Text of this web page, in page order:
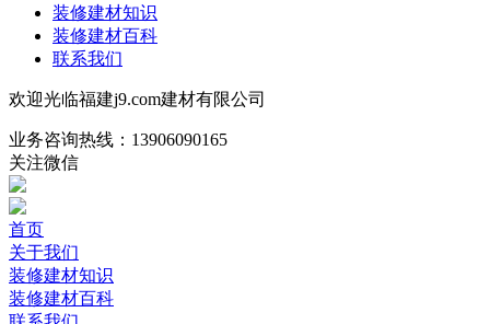
装修建材知识
装修建材百科
联系我们
欢迎光临福建j9.com建材有限公司
业务咨询热线： 13906090165
关注微信
首页
关于我们
装修建材知识
装修建材百科